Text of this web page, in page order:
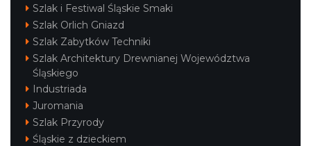
Szlak i Festiwal Śląskie Smaki
Szlak Orlich Gniazd
Szlak Zabytków Techniki
Szlak Architektury Drewnianej Województwa
Śląskiego
Industriada
Juromania
Szlak Przyrody
Śląskie z dzieckiem